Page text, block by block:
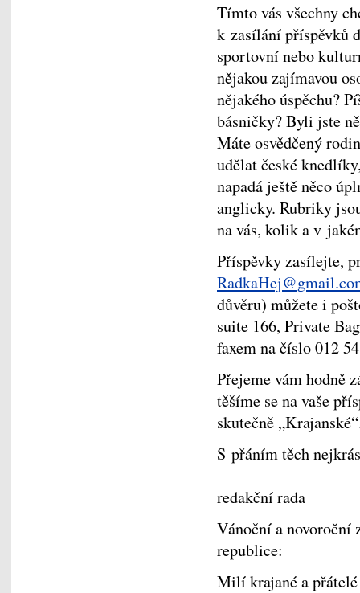
Tímto vás všechny
k zasílání příspěvků
sportovní nebo
nějakou zajímavou
nějakého úspěchu?
básničky? Byli jste
Máte osvědčený
udělat české
napadá ještě něco
anglicky. Rubriky
na vás, kolik a v
Příspěvky zasílejte,
důvěru) můžete i
suite 166, Private
faxem na číslo 012
Přejeme vám hodně
těšíme se na vaše
skutečně
S přáním těch
redakční rada
Vánoční a novoroční
republice:
Milí krajané a